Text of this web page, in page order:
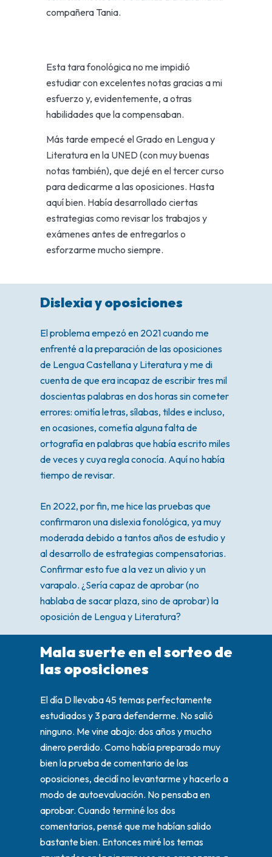
compañera Tania.
Esta tara fonológica no me impidió
estudiar con excelentes notas gracias a mi
esfuerzo y, evidentemente, a otras
habilidades que la compensaban.
Más tarde empecé el Grado en Lengua y
Literatura en la UNED (con muy buenas
notas también), que dejé en el tercer curso
para dedicarme a las oposiciones. Hasta
aquí bien. Había desarrollado ciertas
estrategias como revisar los trabajos y
exámenes antes de entregarlos o
esforzarme mucho siempre.
Dislexia y oposiciones
El problema empezó en 2021 cuando me
enfrenté a la preparación de las oposiciones
de Lengua Castellana y Literatura y me di
cuenta de que era incapaz de escribir tres mil
doscientas palabras en dos horas sin cometer
errores: omitía letras, sílabas, tildes e incluso,
en ocasiones, cometía alguna falta de
ortografía en palabras que había escrito miles
de veces y cuya regla conocía. Aquí no había
tiempo de revisar.
En 2022, por fin, me hice las pruebas que
confirmaron una dislexia fonológica, ya muy
moderada debido a tantos años de estudio y
al desarrollo de estrategias compensatorias.
Confirmar esto fue a la vez un alivio y un
varapalo. ¿Sería capaz de aprobar (no
hablaba de sacar plaza, sino de aprobar) la
oposición de Lengua y Literatura?
Mala suerte en el sorteo de
las oposiciones
El día D llevaba 45 temas perfectamente
estudiados y 3 para defenderme. No salió
ninguno. Me vine abajo: dos años y mucho
dinero perdido. Como había preparado muy
bien la prueba de comentario de las
oposiciones, decidí no levantarme y hacerlo a
modo de autoevaluación. No pensaba en
aprobar. Cuando terminé los dos
comentarios, pensé que me habían salido
bastante bien. Entonces miré los temas